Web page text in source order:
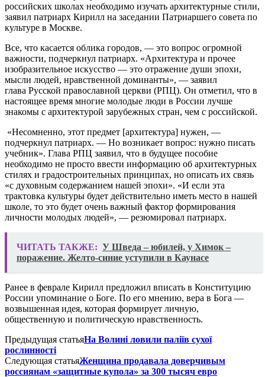
российских школах необходимо изучать архитектурные стили,
заявил патриарх Кирилл на заседании Патриаршего совета по
культуре в Москве.
Все, что касается облика городов, — это вопрос огромной
важности, подчеркнул патриарх. «Архитектура и прочее
изобразительное искусство — это отражение души эпохи,
мысли людей, нравственной доминанты», — заявил
глава Русской православной церкви (РПЦ). Он отметил, что в
настоящее время многие молодые люди в России лучше
знакомы с архитектурой зарубежных стран, чем с российской.
«Несомненно, этот предмет [архитектура] нужен, —
подчеркнул патриарх. — Но возникает вопрос: нужно писать
учебник». Глава РПЦ заявил, что в будущее пособие
необходимо не просто ввести информацию об архитектурных
стилях и градостроительных принципах, но описать их связь
«с духовным содержанием нашей эпохи». «И если эта
трактовка культуры будет действительно иметь место в нашей
школе, то это будет очень важный фактор формирования
личности молодых людей», — резюмировал патриарх.
ЧИТАТЬ ТАКЖЕ: У Шведа – юбилей, у Химок –
поражение. Желто-синие уступили в Каунасе
Ранее в феврале Кирилл предложил вписать в Конституцию
России упоминание о Боге. По его мнению, вера в Бога —
возвышенная идея, которая формирует личную,
общественную и политическую нравственность.
Предыдущая статьяНа Волині ловили паліїв сухої
рослинності
Следующая статьяЖенщина продавала доверчивым
россиянам «защитные купола» за 300 тысяч евро